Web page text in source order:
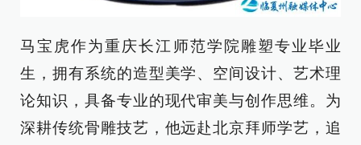
马宝虎作为重庆长江师范学院雕塑专业毕业
生，拥有系统的造型美学、空间设计、艺术理
论知识，具备专业的现代审美与创作思维。为
深耕传统骨雕技艺，他远赴北京拜师学艺，追